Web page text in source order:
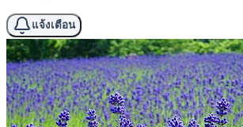
แจ้งเตือน